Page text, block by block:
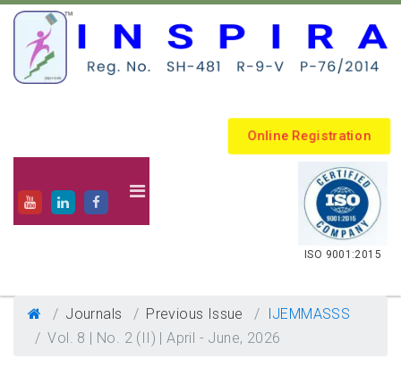
Online Registration
.
ISO 9001:2015
Journals Previous Issue
IJEMMASSS
Vol. 8 | No. 2 (II) | April - June, 2026